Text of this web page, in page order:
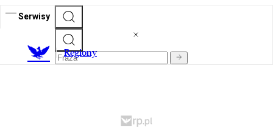
Serwisy
Regiony